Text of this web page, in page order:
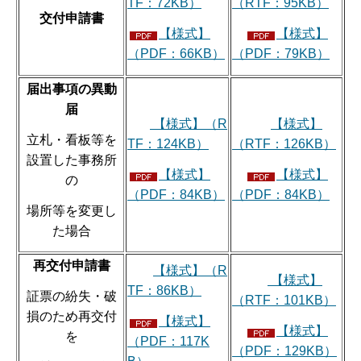
交付申請書
TF：72KB）
【様式】
（PDF：66KB）
（RTF：95KB）
【様式】
（PDF：79KB）
届出事項の異動
届
立札・看板等を
設置した事務所
の
場所等を変更し
た場合
【様式】（R
TF：124KB）
【様式】
（PDF：84KB）
【様式】
（RTF：126KB）
【様式】
（PDF：84KB）
再交付申請書
証票の紛失・破
損のため再交付
を
【様式】（R
TF：86KB）
【様式】
（PDF：117K
【様式】
（RTF：101KB）
【様式】
（PDF：129KB）